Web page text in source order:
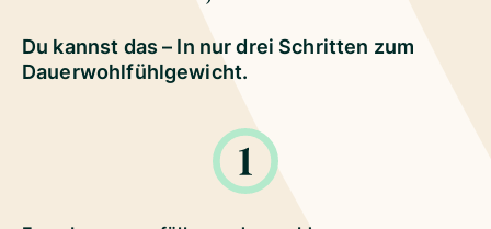
Du kannst das – In nur drei Schritten zum
Dauerwohlfühlgewicht.